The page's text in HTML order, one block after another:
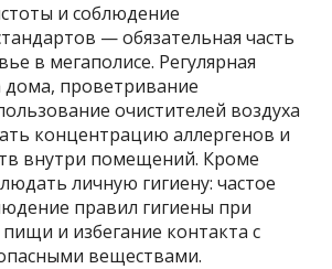
и соблюдение
— обязательная часть
в мегаполисе. Регулярная
дома, проветривание
очистителей воздуха
концентрацию аллергенов и
внутри помещений. Кроме
личную гигиену: частое
правил гигиены при
и избегание контакта с
веществами.